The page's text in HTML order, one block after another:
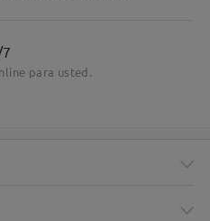
para usted.